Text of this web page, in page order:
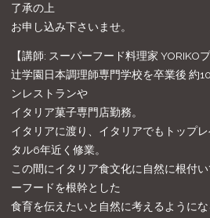
了承の上
お申し込み下さいませ。
【講師: スーパーフード料理家 YORIKO
辻学園日本調理師専門学校を卒業後 約
ンレストランや
イタリア菓子専門店勤務。
イタリアに渡り、イタリアでもトップ
タル6年近く修業。
この間にイタリア食文化に自然に根付
ーフードを根幹とした
食育を伝えたいと自然に考えるようにな